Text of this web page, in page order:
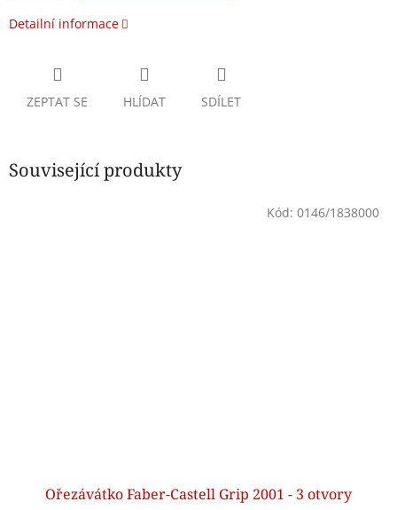
Detailní informace
ZEPTAT SE HLÍDAT SDÍLET
Související produkty
Ořezávátko Faber-Castell Grip 2001 - 3 otvory
Kód: 0146/1838000